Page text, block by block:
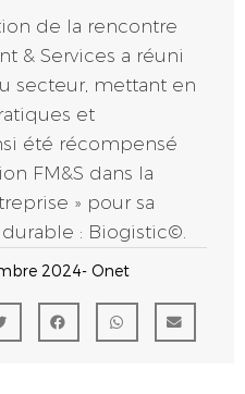
de la rencontre
& Services a réuni
secteur, mettant en
et
été récompensé
FM&S dans la
» pour sa
: Biogistic©.
2024- Onet